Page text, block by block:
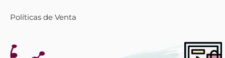
Políticas de Venta